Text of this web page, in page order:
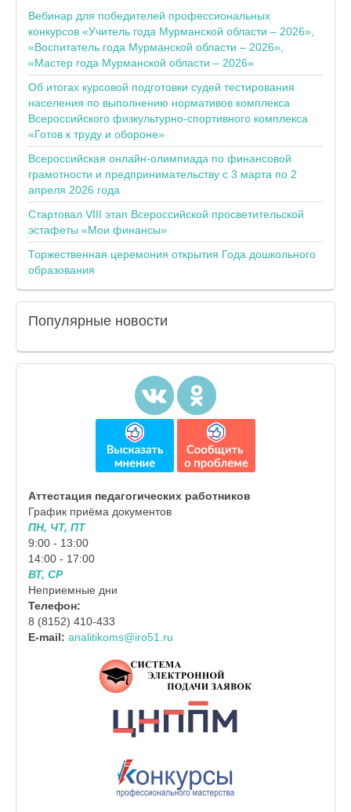
Вебинар для победителей профессиональных
конкурсов «Учитель года Мурманской области – 2026»,
«Воспитатель года Мурманской области – 2026»,
«Мастер года Мурманской области – 2026»
Об итогах курсовой подготовки судей тестирования
населения по выполнению нормативов комплекса
Всероссийского физкультурно-спортивного комплекса
«Готов к труду и обороне»
Всероссийская онлайн-олимпиада по финансовой
грамотности и предпринимательству с 3 марта по 2
апреля 2026 года
Стартовал VIII этап Всероссийской просветительской
эстафеты «Мои финансы»
Торжественная церемония открытия Года дошкольного
образования
Популярные новости
Аттестация педагогических работников
График приёма документов
ПН, ЧТ, ПТ
9:00 - 13:00
14:00 - 17:00
ВТ, СР
Неприемные дни
Телефон:
8 (8152) 410-433
E-mail: analitikoms@iro51.ru